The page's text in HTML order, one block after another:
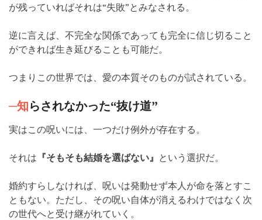
が残っていればそれは“失敗”とみなされる。
逆に言えば、不完全な関係であっても完全に信じ切ること
ができれば生き延びることも可能だ。
つまりこの世界では、愛の本質そのものが試されている。
─知らされなかった“抜け道”
実はこの呪いには、一つだけ例外が存在する。
それは 『そもそも結婚を選ばない』 という選択だ。
婚約すらしなければ、呪いは発動せず本人が命を落とすこ
ともない。ただし、その呪い自体が消えるわけではなく次
の世代へと受け継がれていく。